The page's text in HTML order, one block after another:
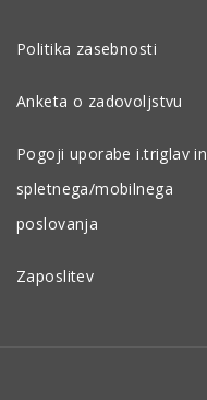
Politika zasebnosti
Anketa o zadovoljstvu
Pogoji uporabe i.triglav in
spletnega/mobilnega
poslovanja
Zaposlitev